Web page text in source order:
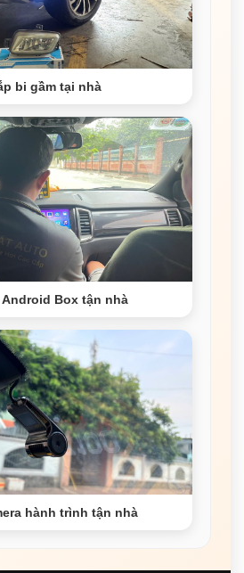
bi gầm tại nhà
Android Box tận nhà
hành trình tận nhà